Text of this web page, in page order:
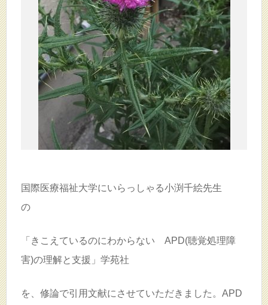
国際医療福祉大学にいらっしゃる小渕千絵先生
の
「きこえているのにわからない APD(聴覚処理障
害)の理解と支援」学苑社
を、修論で引用文献にさせていただきました。APD